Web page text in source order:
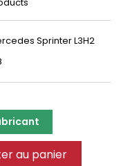
Sprinter L3H2
au panier